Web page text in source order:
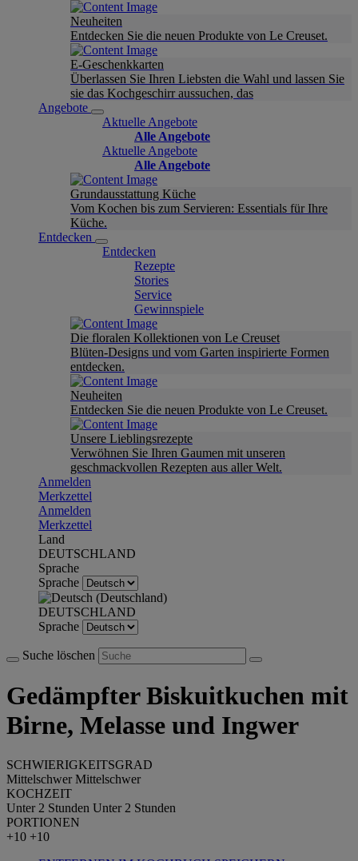
Neuheiten
Entdecken Sie die neuen Produkte von Le Creuset.
E-Geschenkkarten
Überlassen Sie Ihren Liebsten die Wahl und lassen Sie
sie das Kochgeschirr aussuchen, das
Angebote
Aktuelle Angebote
Alle Angebote
Aktuelle Angebote
Alle Angebote
Grundausstattung Küche
Vom Kochen bis zum Servieren: Essentials für Ihre
Küche.
Entdecken
Entdecken
Rezepte
Stories
Service
Gewinnspiele
Die floralen Kollektionen von Le Creuset
Blüten-Designs und vom Garten inspirierte Formen
entdecken.
Neuheiten
Entdecken Sie die neuen Produkte von Le Creuset.
Unsere Lieblingsrezepte
Verwöhnen Sie Ihren Gaumen mit unseren
geschmackvollen Rezepten aus aller Welt.
Anmelden
Merkzettel
Anmelden
Merkzettel
Land
DEUTSCHLAND
Sprache
Sprache
DEUTSCHLAND
Sprache
Suche löschen
Gedämpfter Biskuitkuchen mit
Birne, Melasse und Ingwer
SCHWIERIGKEITSGRAD
Mittelschwer Mittelschwer
KOCHZEIT
Unter 2 Stunden Unter 2 Stunden
PORTIONEN
+10 +10